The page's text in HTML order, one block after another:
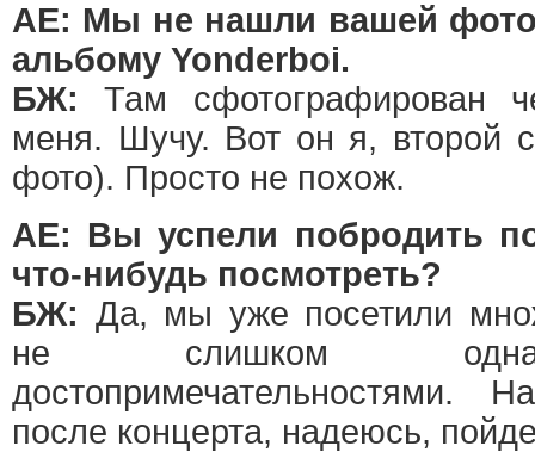
АЕ: Мы не нашли вашей
альбому Yonderboi.
БЖ: Там сфотографирован
меня. Шучу. Вот он я, второй
фото). Просто не похож.
АЕ: Вы успели побродить по
что-нибудь посмотреть?
БЖ: Да, мы уже посетили
не слишком
достопримечательностями.
после концерта, надеюсь,